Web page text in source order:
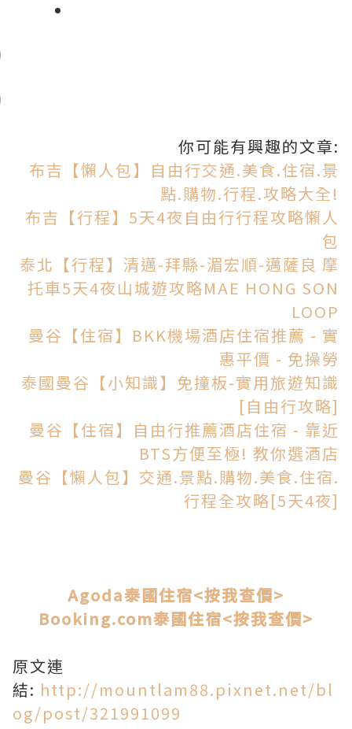
你可能有興趣的文章:
布吉【懶人包】自由行交通.美食.住宿.景
點.購物.行程.攻略大全!
布吉【行程】5天4夜自由行行程攻略懶人
包
泰北【行程】清邁-拜縣-湄宏順-邁薩良 摩
托車5天4夜山城遊攻略MAE HONG SON
LOOP
曼谷【住宿】BKK機場酒店住宿推薦 - 實
惠平價 - 免操勞
泰國曼谷【小知識】免撞板-實用旅遊知識
[自由行攻略]
曼谷【住宿】自由行推薦酒店住宿 - 靠近
BTS方便至極! 教你選酒店
曼谷【懶人包】交通.景點.購物.美食.住宿.
行程全攻略[5天4夜]
Agoda泰國住宿<按我查價>
Booking.com泰國住宿<按我查價>
原文連
結: http://mountlam88.pixnet.net/bl
og/post/321991099